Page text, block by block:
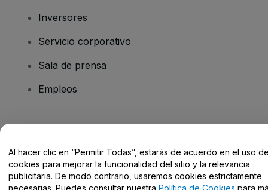
Inversores
Servicio corporativo
Sala de prensa
Empleos
Centro de Ayuda / Contacto
Al hacer clic en “Permitir Todas”, estarás de acuerdo en el uso
cookies para mejorar la funcionalidad del sitio y la relevancia
publicitaria. De modo contrario, usaremos cookies estrictamente
necesarias. Puedes consultar nuestra Política de Cookies para